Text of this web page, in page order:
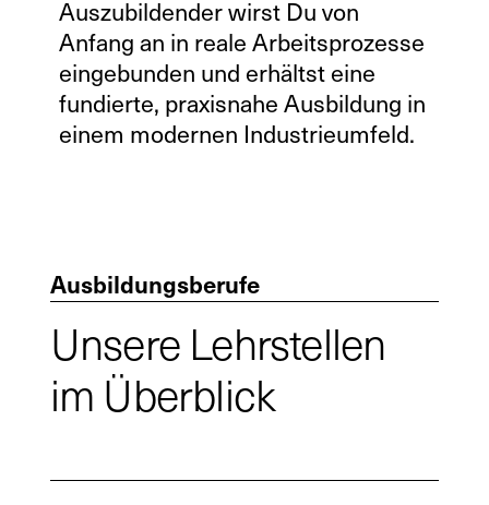
Auszubildender wirst Du von
Anfang an in reale Arbeitsprozesse
eingebunden und erhältst eine
fundierte, praxisnahe Ausbildung in
einem modernen Industrieumfeld.
Ausbildungsberufe
Unsere Lehrstellen
im Überblick